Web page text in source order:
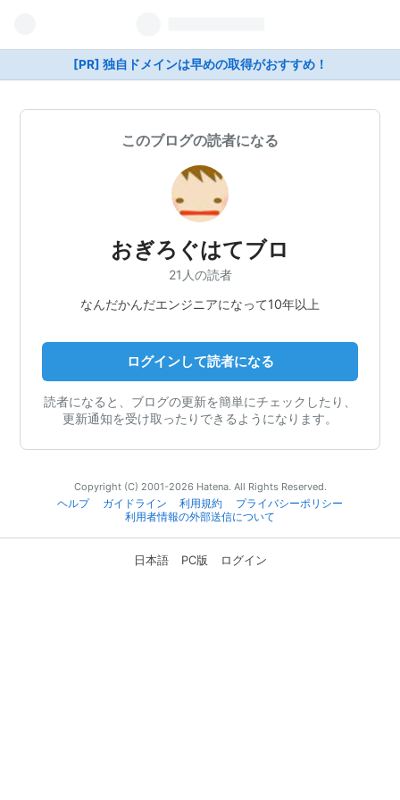
[PR] 独自ドメインは早めの取得がおすすめ！
このブログの読者になる
おぎろぐはてブロ
21人の読者
なんだかんだエンジニアになって10年以上
ログインして読者になる
読者になると、ブログの更新を簡単にチェックしたり、
更新通知を受け取ったりできるようになります。
Copyright (C) 2001-2026 Hatena. All Rights Reserved.
ヘルプ
ガイドライン 利用規約
プライバシーポリシー
利用者情報の外部送信について
日本語 PC版 ログイン